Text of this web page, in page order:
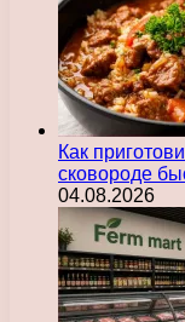
Как
сковороде
04.08.2026